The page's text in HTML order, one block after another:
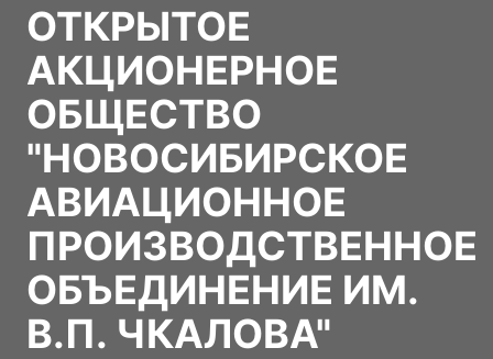
ОТКРЫТОЕ
АКЦИОНЕРНОЕ
ОБЩЕСТВО
"НОВОСИБИРСКОЕ
АВИАЦИОННОЕ
ПРОИЗВОДСТВЕННОЕ
ОБЪЕДИНЕНИЕ ИМ.
В.П. ЧКАЛОВА"